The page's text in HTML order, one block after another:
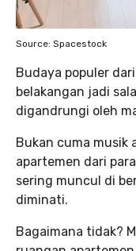
Source: Spacestock
Budaya populer
belakangan jadi
digandrungi oleh
Bukan cuma musik
apartemen dari
sering muncul di
diminati.
Bagaimana tidak?